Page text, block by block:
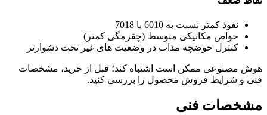
نفوذ کمتر نسبت به 6010 یا 7018
خواص مکانیکی متوسط (چقرمگی کمتر)
کنترل حوضچه مذاب در وضعیت های غیر تخت دشوارتر
هوش مصنوعی ممکن است اشتباه کند؛ قبل از خرید، مشخصات
فنی و شرایط فروش محصول را بررسی کنید.
مشخصات فنی